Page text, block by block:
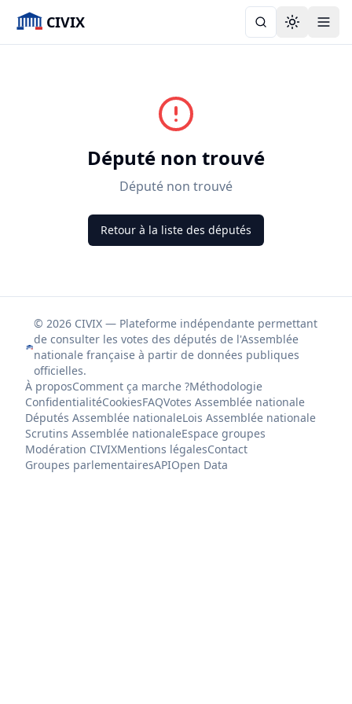
CIVIX Toggle
Député non trouvé
Député non trouvé
Retour à la liste des députés
© 2026 CIVIX — Plateforme indépendante permettant
de consulter les votes des députés de l'Assemblée
nationale française à partir de données publiques
officielles.
À proposComment ça marche ?Méthodologie
ConfidentialitéCookiesFAQVotes Assemblée nationale
Députés Assemblée nationaleLois Assemblée nationale
Scrutins Assemblée nationaleEspace groupes
Modération CIVIXMentions légalesContact
Groupes parlementairesAPIOpen Data